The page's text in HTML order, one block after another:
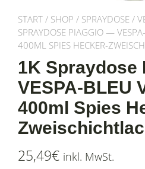
START / SHOP / SPRAYDOSE /
SPRAYDOSE PIAGGIO —
400ML SPIES HECKER-
1K
VESPA-BLEU
400ml Spies
25,49€ inkl. MwSt.